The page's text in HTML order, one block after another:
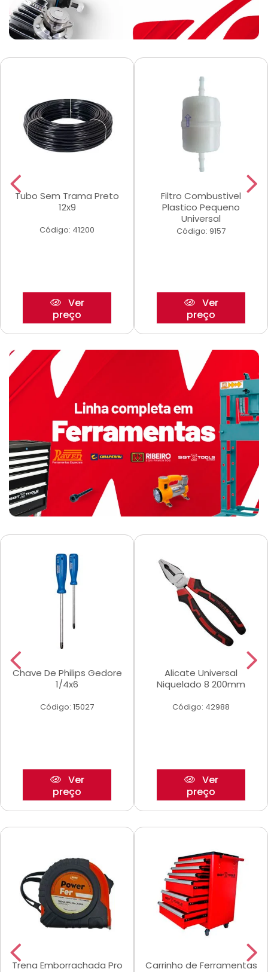
Tubo Sem Trama Preto
12x9
Código: 41200
Ver
preço
Filtro Combustivel
Plastico Pequeno
Universal
Código: 9157
Ver
preço
Chave De Philips Gedore
1/4x6
Código: 15027
Ver
preço
Alicate Universal
Niquelado 8 200mm
Código: 42988
Ver
preço
Trena Emborrachada Pro
Carrinho de Ferramentas